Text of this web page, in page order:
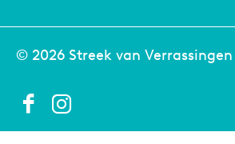
© 2026 Streek van
F
I